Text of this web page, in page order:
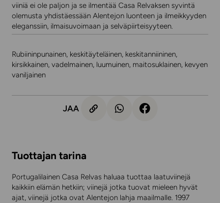
viiniä ei ole paljon ja se ilmentää Casa Relvaksen syvintä
olemusta yhdistäessään Alentejon luonteen ja ilmeikkyyden
eleganssiin, ilmaisuvoimaan ja selväpiirteisyyteen.
Rubiininpunainen, keskitäyteläinen, keskitanniininen,
kirsikkainen, vadelmainen, luumuinen, maitosuklainen, kevyen
vaniljainen
JAA
Tuottajan tarina
Portugalilainen Casa Relvas haluaa tuottaa laatuviinejä
kaikkiin elämän hetkiin; viinejä jotka tuovat mieleen hyvät
ajat, viinejä jotka ovat Alentejon lahja maailmalle. 1997